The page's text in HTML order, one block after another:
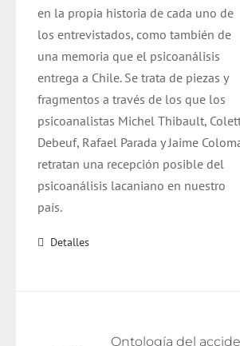
en la propia historia de cada uno de
los entrevistados, como también de
una memoria que el psicoanálisis
entrega a Chile. Se trata de piezas y
fragmentos a través de los que los
psicoanalistas Michel Thibault,
Debeuf, Rafael Parada y Jaime
retratan una recepción posible del
psicoanálisis lacaniano en nuestro
país.
Detalles
Ontología del